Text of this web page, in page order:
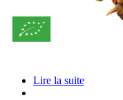
Lire la suite